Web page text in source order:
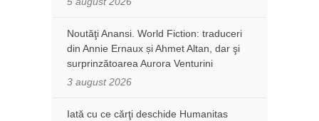
Noutăţi Anansi. World Fiction: traduceri
din Annie Ernaux și Ahmet Altan, dar şi
surprinzătoarea Aurora Venturini
3 august 2026
Iată cu ce cărţi deschide Humanitas